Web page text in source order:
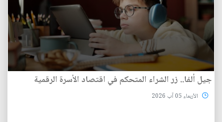
جيل ألفا.. زر الشراء المتحكم في اقتصاد الأسرة الرقمية
الأربعاء 05 آب 2026